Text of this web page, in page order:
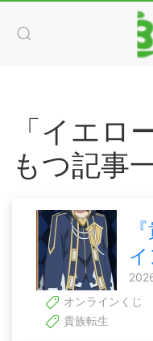
「イエロ
もつ記事
オンラインくじ
貴族転生